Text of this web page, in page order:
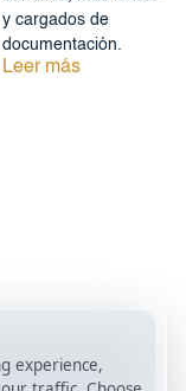
y cargados de
documentación.
Leer más